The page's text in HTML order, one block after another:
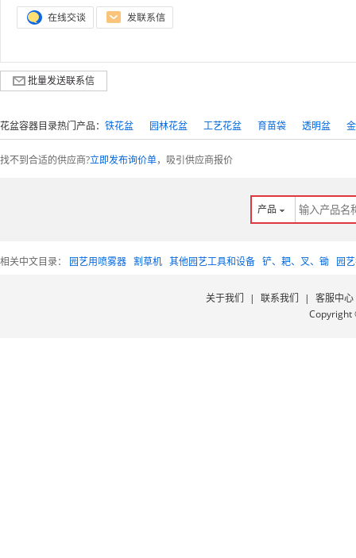
批量发送联系信
花盆容器目录热门产品： 铁花盆 园林花盆 工艺花盆 育苗袋 透明盆
找不到合适的供应商?立即发布询价单，吸引供应商报价
产品
相关中文目录： 园艺用喷雾器 割草机 其他园艺工具和设备 铲、耙、叉、锄 园
关于我们 | 联系我们 | 客服中心